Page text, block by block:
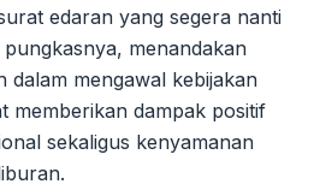
edaran yang segera nanti
menandakan
dalam mengawal kebijakan
memberikan dampak positif
sekaligus kenyamanan